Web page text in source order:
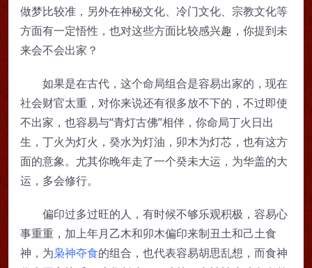
做梦比较准，另外在神秘文化、冷门文化、宗教文化等
方面有一定悟性，也对这些方面比较感兴趣，你提到未
来会不会出家？
如果是在古代，这个命局组合是容易出家的，现在
社会财官太重，对你来说还有很多放不下的，不过即使
不出家，也容易与“青灯古佛”相伴，你命局丁火日出
生，丁火为灯火，癸水为灯油，卯木为灯芯，也有这方
面的意象。尤其你晚年走了一个癸未大运，为华盖的大
运，多会修行。
偏印过多过旺的人，有时候不够乐观积极，容易心
事重重，加上年月乙木和卯木偏印来制丑土和己土食
神，为枭神夺食的组合，也代表容易胡思乱想，而食神